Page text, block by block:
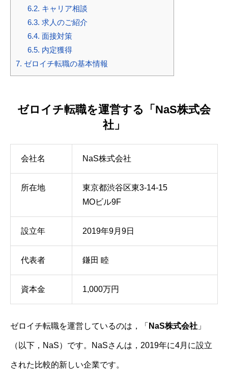
6.2. キャリア相談
6.3. 求人のご紹介
6.4. 面接対策
6.5. 内定獲得
7. ゼロイチ転職の基本情報
ゼロイチ転職を運営する「NaS株式会
社」
会社名 NaS株式会社
所在地
東京都渋谷区東3-14-15
MOビル9F
設立年 2019年9月9日
代表者 鎌田 睦
資本金 1,000万円
ゼロイチ転職を運営しているのは，「 NaS株式会社 」
（以下，NaS）です。NaSさんは，2019年に4月に設立
された比較的新しい企業です。